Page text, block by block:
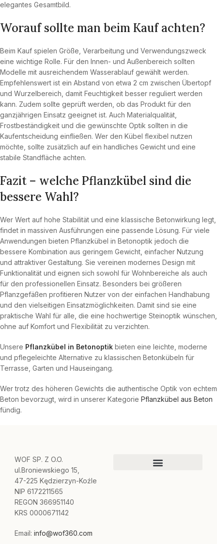
elegantes Gesamtbild.
Worauf sollte man beim Kauf achten?
Beim Kauf spielen Größe, Verarbeitung und Verwendungszweck
eine wichtige Rolle. Für den Innen- und Außenbereich sollten
Modelle mit ausreichendem Wasserablauf gewählt werden.
Empfehlenswert ist ein Abstand von etwa 2 cm zwischen Übertopf
und Wurzelbereich, damit Feuchtigkeit besser reguliert werden
kann. Zudem sollte geprüft werden, ob das Produkt für den
ganzjährigen Einsatz geeignet ist. Auch Materialqualität,
Frostbeständigkeit und die gewünschte Optik sollten in die
Kaufentscheidung einfließen. Wer den Kübel flexibel nutzen
möchte, sollte zusätzlich auf ein handliches Gewicht und eine
stabile Standfläche achten.
Fazit – welche Pflanzkübel sind die
bessere Wahl?
Wer Wert auf hohe Stabilität und eine klassische Betonwirkung legt,
findet in massiven Ausführungen eine passende Lösung. Für viele
Anwendungen bieten Pflanzkübel in Betonoptik jedoch die
bessere Kombination aus geringem Gewicht, einfacher Nutzung
und attraktiver Gestaltung. Sie vereinen modernes Design mit
Funktionalität und eignen sich sowohl für Wohnbereiche als auch
für den professionellen Einsatz. Besonders bei größeren
Pflanzgefäßen profitieren Nutzer von der einfachen Handhabung
und den vielseitigen Einsatzmöglichkeiten. Damit sind sie eine
praktische Wahl für alle, die eine hochwertige Steinoptik wünschen,
ohne auf Komfort und Flexibilität zu verzichten.
Unsere Pflanzkübel in Betonoptik bieten eine leichte, moderne
und pflegeleichte Alternative zu klassischen Betonkübeln für
Terrasse, Garten und Hauseingang.
Wer trotz des höheren Gewichts die authentische Optik von echtem
Beton bevorzugt, wird in unserer Kategorie Pflanzkübel aus Beton
fündig.
WOF SP. Z O.O.
ul.Broniewskiego 15,
47-225 Kędzierzyn-Koźle
NIP 6172211565
REGON 366951140
KRS 0000671142
Email: info@wof360.com